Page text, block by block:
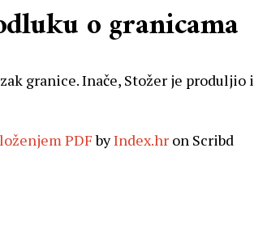
o granicama
granice. Inače, Stožer je produljio i
PDFbyIndex.hr on Scribd